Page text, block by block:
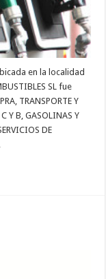
en la localidad
SL fue
TRANSPORTE Y
Y B, GASOLINAS Y
DE